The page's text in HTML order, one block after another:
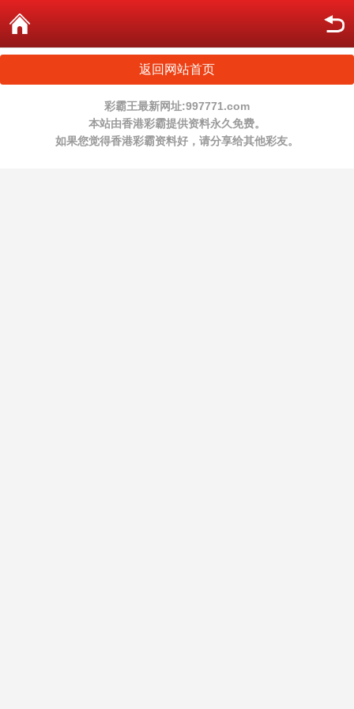
返回网站首页
彩霸王最新网址:997771.com
本站由香港彩霸提供资料永久免费。
如果您觉得香港彩霸资料好，请分享给其他彩友。